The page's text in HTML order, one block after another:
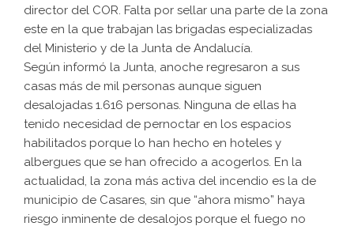
director del COR. Falta por sellar una parte de la zona
este en la que trabajan las brigadas especializadas
del Ministerio y de la Junta de Andalucía.
Según informó la Junta, anoche regresaron a sus
casas más de mil personas aunque siguen
desalojadas 1.616 personas. Ninguna de ellas ha
tenido necesidad de pernoctar en los espacios
habilitados porque lo han hecho en hoteles y
albergues que se han ofrecido a acogerlos. En la
actualidad, la zona más activa del incendio es la de
municipio de Casares, sin que “ahora mismo” haya
riesgo inminente de desalojos porque el fuego no